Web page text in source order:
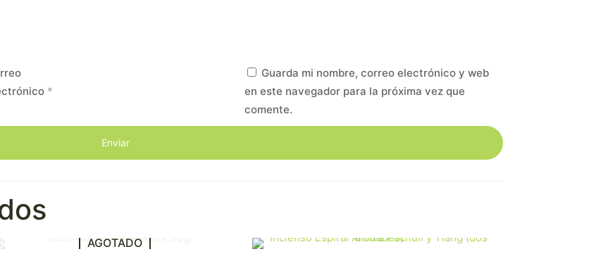
*
Guarda mi nombre, correo electrónico y web
en este navegador para la próxima vez que
comente.
AGOTADO